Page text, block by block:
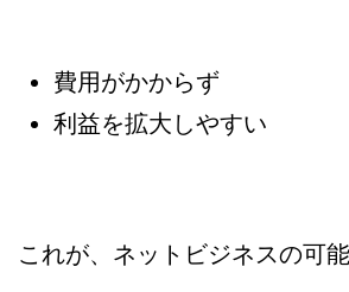
費用がかからず
利益を拡大しやすい
これが、ネットビジネスの可能